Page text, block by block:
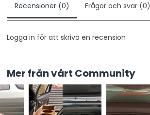
Recensioner (0) Frågor och svar (0)
Logga in för att skriva en recension
Mer från vårt Community